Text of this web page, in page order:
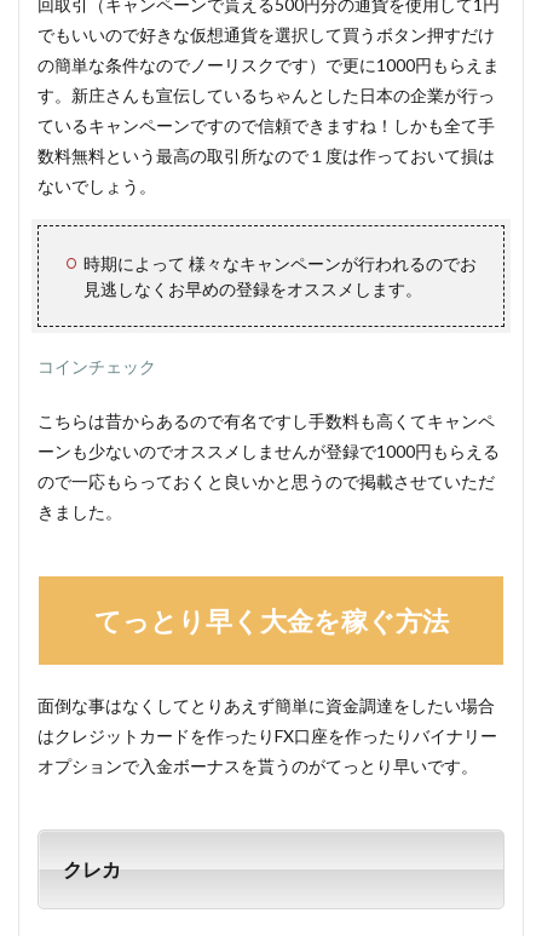
回取引（キャンペーンで貰える500円分の通貨を使用して1円
でもいいので好きな仮想通貨を選択して買うボタン押すだけ
の簡単な条件なのでノーリスクです）で更に1000円もらえま
す。新庄さんも宣伝しているちゃんとした日本の企業が行っ
ているキャンペーンですので信頼できますね！しかも全て手
数料無料という最高の取引所なので１度は作っておいて損は
ないでしょう。
時期によって 様々なキャンペーンが行われるのでお
見逃しなくお早めの登録をオススメします。
コインチェック
こちらは昔からあるので有名ですし手数料も高くてキャンペ
ーンも少ないのでオススメしませんが登録で1000円もらえる
ので一応もらっておくと良いかと思うので掲載させていただ
きました。
てっとり早く大金を稼ぐ方法
面倒な事はなくしてとりあえず簡単に資金調達をしたい場合
はクレジットカードを作ったりFX口座を作ったりバイナリー
オプションで入金ボーナスを貰うのがてっとり早いです。
クレカ